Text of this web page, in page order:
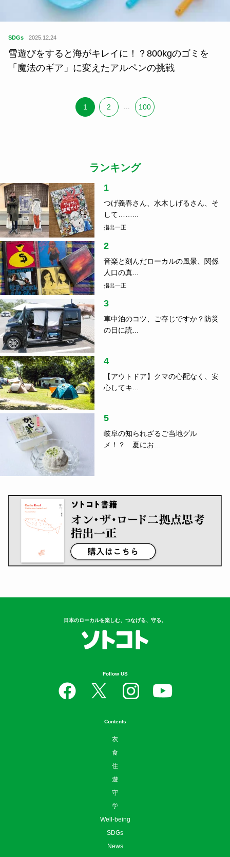
SDGs 2025.12.24
雪遊びをすると海がキレイに！？800kgのゴミを
「魔法のギア」に変えたアルペンの挑戦
1 2 ... 100
ランキング
1
つげ義春さん、水木しげるさん、そ
して……...
指出一正
2
音楽と刻んだローカルの風景、関係
人口の真...
指出一正
3
車中泊のコツ、ご存じですか？防災
の日に読...
4
【アウトドア】クマの心配なく、安
心してキ...
5
岐阜の知られざるご当地グル
メ！？ 夏にお...
日本のローカルを楽しむ、つなげる、守る。
Follow US
Contents
衣
食
住
遊
守
学
Well-being
SDGs
News